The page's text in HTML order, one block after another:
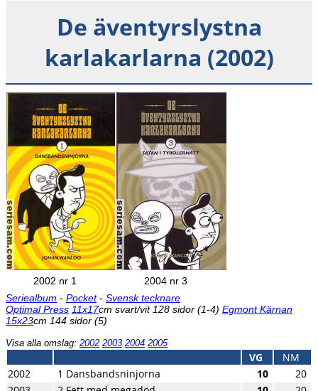
De äventyrslystna
karlakarlarna (2002)
2002 nr 1
2004 nr 3
Seriealbum - Pocket- Svensk tecknare
Optimal Press 11x17cm svart/vit 128 sidor (1-4) Egmont Kärnan
15x23cm 144 sidor (5)
Visa alla omslag: 2002 2003 2004 2005
VG
NM
2002
1 Dansbandsninjorna 10
20